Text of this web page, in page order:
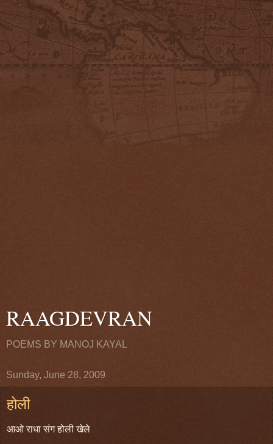
RAAGDEVRAN
POEMS BY MANOJ KAYAL
Sunday, June 28, 2009
होली
आओ राधा संग होली खेले